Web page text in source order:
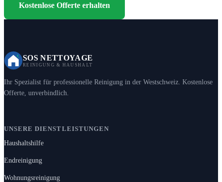
Kostenlose Offerte erhalten
SOS NETTOYAGE
REINIGUNG & HAUSHALT
Ihr Spezialist für professionelle Reinigung in der Westschweiz. Kostenlose
Offerte, unverbindlich.
UNSERE DIENSTLEISTUNGEN
Haushaltshilfe
Endreinigung
Wohnungsreinigung